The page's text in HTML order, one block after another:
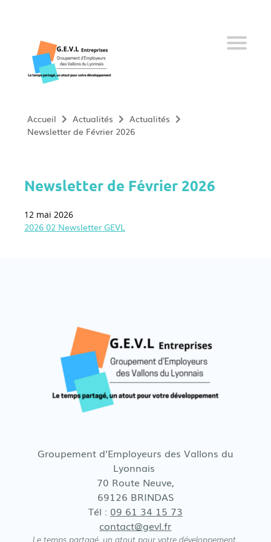
Qui sommes-nous ?
Nos services
Nos adhérents
Actualités
Accueil Actualités
Actualités
Newsletter de Février 2026
Newsletter de Février 2026
12 mai 2026
2026 02 Newsletter GEVL
Groupement d’Employeurs des Vallons du
Lyonnais
70 Route Neuve,
69126 BRINDAS
Tél : 09 61 34 15 73
contact@gevl.fr
Le temps partagé, un atout pour votre développement